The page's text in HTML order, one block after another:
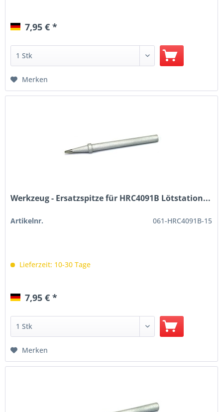
7,95 € *
Merken
Werkzeug - Ersatzspitze für HRC4091B Lötstation...
Artikelnr. 061-HRC4091B-15
Lieferzeit: 10-30 Tage
7,95 € *
Merken